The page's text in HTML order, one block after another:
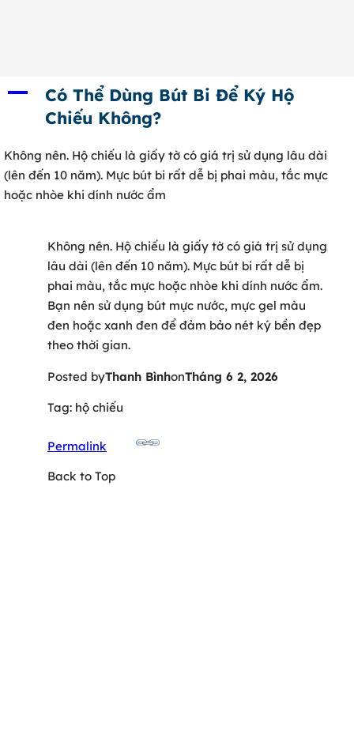
A
Có Thể Dùng Bút Bi Để Ký Hộ
Chiếu Không?
Không nên. Hộ chiếu là giấy tờ có giá trị sử dụng lâu dài
(lên đến 10 năm). Mực bút bi rất dễ bị phai màu, tắc mực
hoặc nhòe khi dính nước ẩm
Không nên. Hộ chiếu là giấy tờ có giá trị sử dụng
lâu dài (lên đến 10 năm). Mực bút bi rất dễ bị
phai màu, tắc mực hoặc nhòe khi dính nước ẩm.
Bạn nên sử dụng bút mực nước, mực gel màu
đen hoặc xanh đen để đảm bảo nét ký bền đẹp
theo thời gian.
Posted byThanh BìnhonTháng 6 2, 2026
Tag: hộ chiếu
Permalink
Back to Top